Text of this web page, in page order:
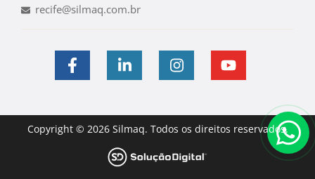
recife@silmaq.com.br
Copyright © 2026 Silmaq. Todos os direitos reservados.